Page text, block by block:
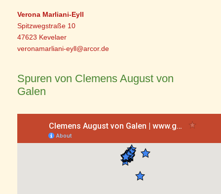
Verona Marliani-Eyll
Spitzwegstraße 10
47623 Kevelaer
veronamarliani-eyll@arcor.de
Spuren von Clemens August von
Galen